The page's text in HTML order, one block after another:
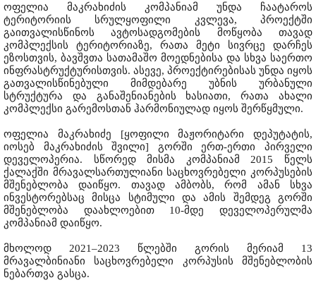
ოფელია მაკრახიძის კომპანიამ უნდა ჩაატაროს
ტერიტორიის სრულყოფილი კვლევა, პროექტში
გაითვალისწინოს ავტოსადგომების მოწყობა თავად
კომპლექსის ტერიტორიაზე, რათა მეტი სივრცე დარჩეს
ეზოსთვის, ბავშვთა სათამაშო მოედნებისა და სხვა საერთო
ინფრასტრუქტურისთვის. ასევე, პროექტირებისას უნდა იყოს
გათვალისწინებული მიმდებარე უბნის ურბანული
სტრუქტურა და განაშენიანების ხასიათი, რათა ახალი
კომპლექსი გარემოსთან ჰარმონიულად იყოს შერწყმული.
ოფელია მაკრახიძე [ყოფილი მაჟორიტარი დეპუტატის,
იოსებ მაკრახიძის შვილი] გორში ერთ-ერთი პირველი
დეველოპერია. სწორედ მისმა კომპანიამ 2015 წელს
ქალაქში მრავალსართულიანი საცხოვრებელი კორპუსების
მშენებლობა დაიწყო. თავად ამბობს, რომ ამან სხვა
ინვესტორებსაც მისცა სტიმული და ამის შემდეგ გორში
მშენებლობა დაახლოებით 10-მდე დეველოპერულმა
კომპანიამ დაიწყო.
მხოლოდ 2021–2023 წლებში გორის მერიამ 13
მრავალბინიანი საცხოვრებელი კორპუსის მშენებლობის
ნებართვა გასცა.